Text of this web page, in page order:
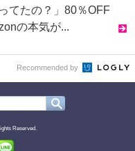
てたの？」80％OFF
の本気が...
Recommended by
Reserved.